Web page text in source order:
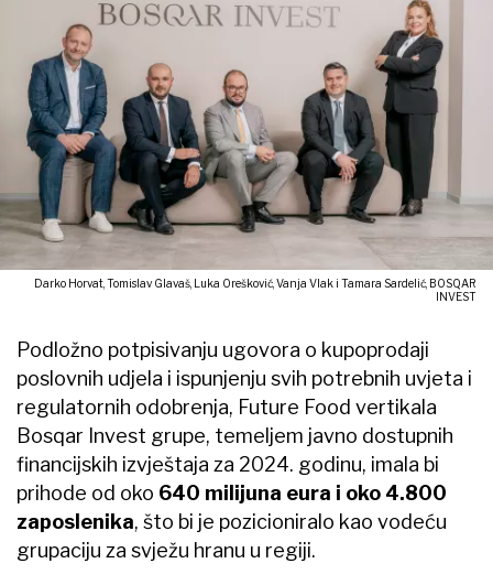
Darko Horvat, Tomislav Glavaš, Luka Orešković, Vanja Vlak i Tamara Sardelić, BOSQAR
INVEST
Podložno potpisivanju ugovora o kupoprodaji
poslovnih udjela i ispunjenju svih potrebnih uvjeta i
regulatornih odobrenja, Future Food vertikala
Bosqar Invest grupe, temeljem javno dostupnih
financijskih izvještaja za 2024. godinu, imala bi
prihode od oko 640 milijuna eura i oko 4.800
zaposlenika, što bi je pozicioniralo kao vodeću
grupaciju za svježu hranu u regiji.